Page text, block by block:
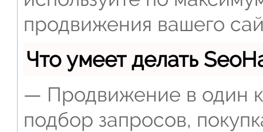
продвижения вашего
Что умеет делать
— Продвижение в один
подбор запросов,